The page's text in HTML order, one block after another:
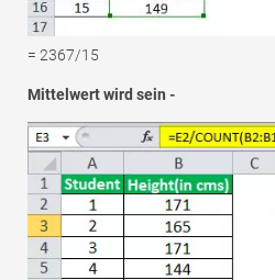
= 2367/15
Mittelwert wird sein -